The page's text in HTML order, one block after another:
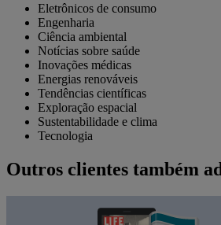
Eletrônicos de consumo
Engenharia
Ciência ambiental
Notícias sobre saúde
Inovações médicas
Energias renováveis
Tendências científicas
Exploração espacial
Sustentabilidade e clima
Tecnologia
Outros clientes também